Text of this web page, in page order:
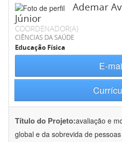
Ademar
Júnior
COORDENADOR(A)
CIÊNCIAS DA SAÚDE
Educação Física
E-
Título do Projeto:avaliação e
global e da sobrevida de